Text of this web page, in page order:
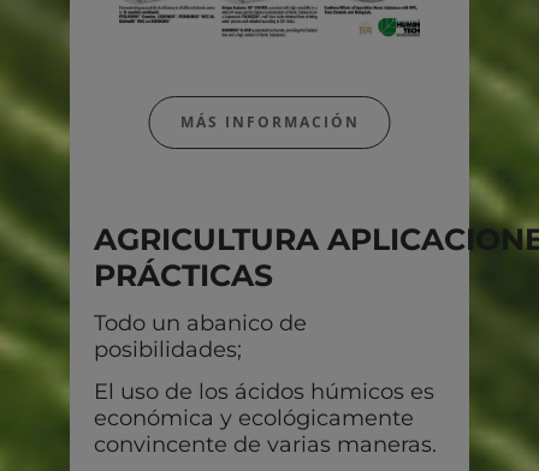
MÁS INFORMACIÓN
AGRICULTURA
PRÁCTICAS
Todo un abanico de
posibilidades;
El uso de los ácidos húmicos es
económica y ecológicamente
convincente de varias maneras.